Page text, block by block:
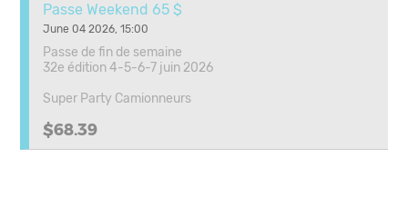
Passe Weekend 65 $
June 04 2026, 15:00
Passe de fin de semaine
32e édition 4-5-6-7 juin 2026
Super Party Camionneurs
$68.39